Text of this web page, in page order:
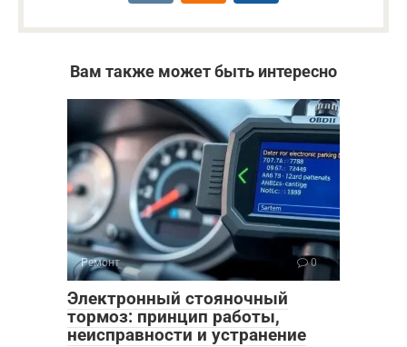
Вам также может быть интересно
Ремонт 0
Электронный стояночный
тормоз: принцип работы,
неисправности и устранение